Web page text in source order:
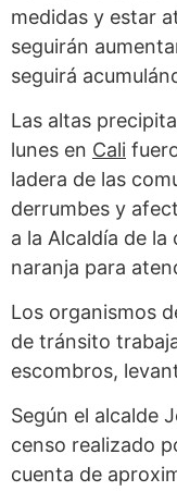
medidas y estar
seguirán
seguirá
Las altas
lunes en Cali
ladera de las
derrumbes y
a la Alcaldía de
naranja para
Los organismos
de tránsito
escombros,
Según el alcalde
censo realizado
cuenta de